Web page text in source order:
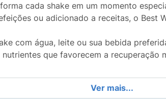
cada shake em um momento
ou adicionado a receitas, o Best
com água, leite ou sua bebida
que favorecem a recuperação
Ver mais...